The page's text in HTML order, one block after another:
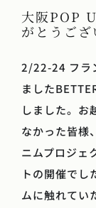
大阪POP
がとうござ
2/22-24 フラ
ました
しました。お
なかった皆様
ニムプロジェ
トの開催でし
ムに触れてい